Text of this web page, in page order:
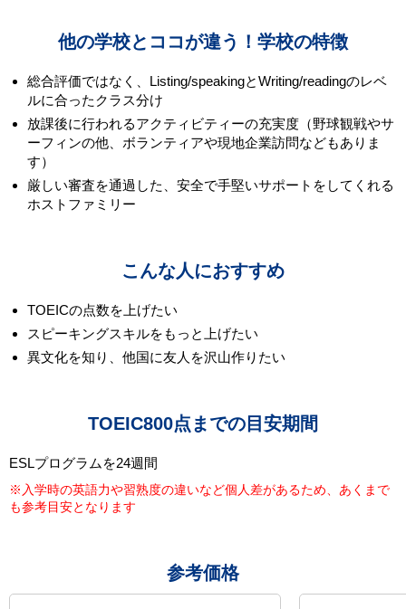
他の学校とココが違う！学校の特徴
総合評価ではなく、Listing/speakingとWriting/readingのレベ
ルに合ったクラス分け
放課後に行われるアクティビティーの充実度（野球観戦やサ
ーフィンの他、ボランティアや現地企業訪問などもありま
す）
厳しい審査を通過した、安全で手堅いサポートをしてくれる
ホストファミリー
こんな人におすすめ
TOEICの点数を上げたい
スピーキングスキルをもっと上げたい
異文化を知り、他国に友人を沢山作りたい
TOEIC800点までの目安期間
ESLプログラムを24週間
※入学時の英語力や習熟度の違いなど個人差があるため、あくまで
も参考目安となります
参考価格